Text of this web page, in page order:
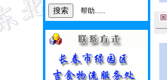
帮助......